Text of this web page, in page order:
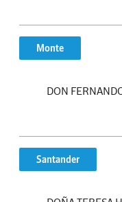
Monte
DON
Santander